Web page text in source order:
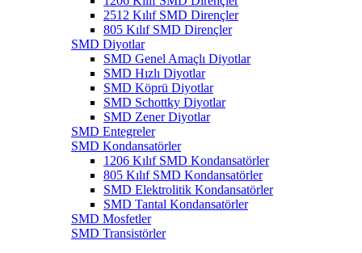
2512 Kılıf SMD Dirençler
805 Kılıf SMD Dirençler
SMD Diyotlar
SMD Genel Amaçlı Diyotlar
SMD Hızlı Diyotlar
SMD Köprü Diyotlar
SMD Schottky Diyotlar
SMD Zener Diyotlar
SMD Entegreler
SMD Kondansatörler
1206 Kılıf SMD Kondansatörler
805 Kılıf SMD Kondansatörler
SMD Elektrolitik Kondansatörler
SMD Tantal Kondansatörler
SMD Mosfetler
SMD Transistörler